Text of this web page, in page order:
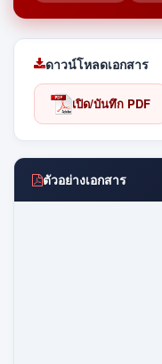
ดาวน์โหลดเอกสาร
เปิด/บันทึก PDF
ตัวอย่างเอกสาร